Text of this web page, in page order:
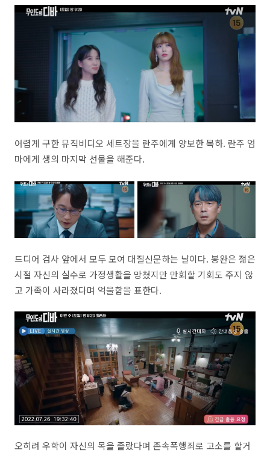
어렵게 구한 뮤직비디오 세트장을 란주에게 양보한 목하. 란주 엄
마에게 생의 마지막 선물을 해준다.
드디어 검사 앞에서 모두 모여 대질신문하는 날이다. 봉완은 젊은
시절 자신의 실수로 가정생활을 망쳤지만 만회할 기회도 주지 않
고 가족이 사라졌다며 억울함을 표한다.
오히려 우학이 자신의 목을 졸랐다며 존속폭행죄로 고소를 할거